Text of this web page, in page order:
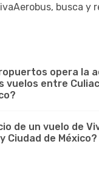
busca y
opera la
vuelos entre
de un vuelo de
Ciudad de México?